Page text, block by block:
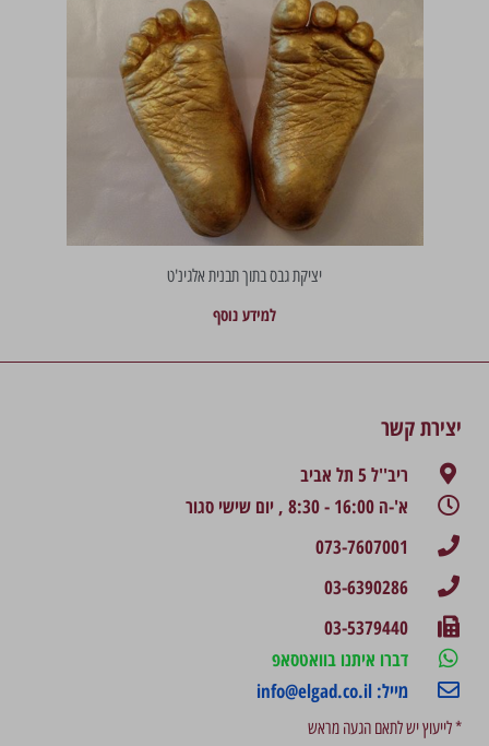
יציקת גבס בתוך תבנית אלגינ'ט
למידע נוסף
יצירת קשר
ריב''ל 5 תל אביב
א'-ה 16:00 - 8:30 , יום שישי סגור
073-7607001
03-6390286
03-5379440
דברו איתנו בוואטסאפ
מייל: info@elgad.co.il
* לייעוץ יש לתאם הגעה מראש